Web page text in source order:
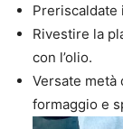
Preriscaldate
Rivestire la
con l’olio.
Versate metà
formaggio e